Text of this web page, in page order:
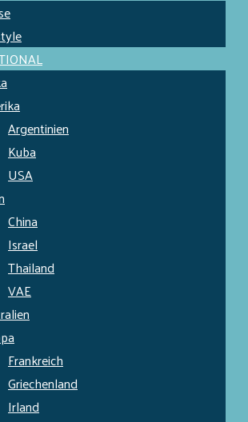
Argentinien
Kuba
USA
China
Israel
Thailand
VAE
Frankreich
Griechenland
Irland